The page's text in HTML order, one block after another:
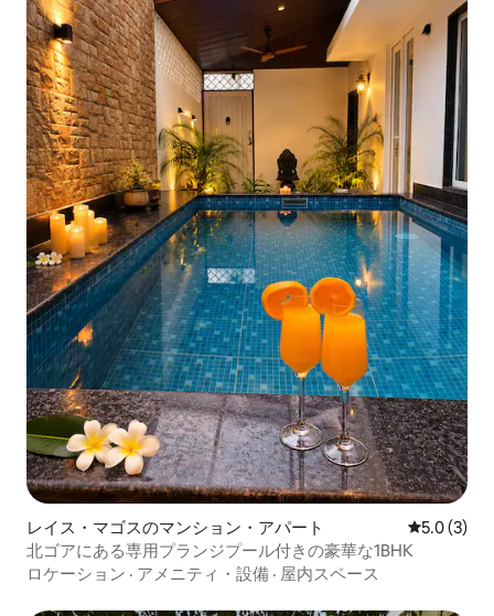
レイス・マゴスのマンション・アパート レビュー3
5.0 (3)
北ゴアにある専用プランジプール付きの豪華な1BHK
ロケーション · アメニティ・設備 · 屋内スペース